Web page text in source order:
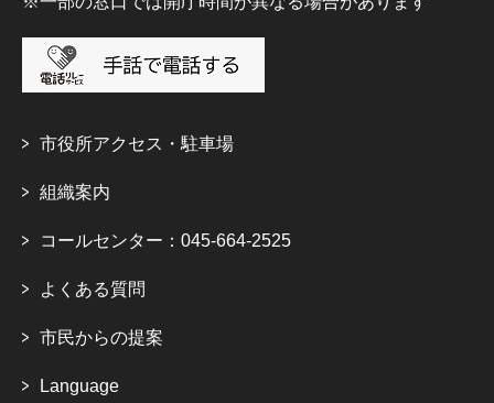
市役所アクセス・駐車場
組織案内
コールセンター：045-664-2525
よくある質問
市民からの提案
Language